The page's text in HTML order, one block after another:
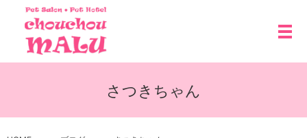
メ
さつきちゃん